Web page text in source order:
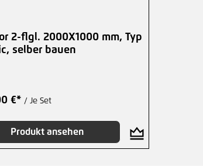
2-flgl. 2000X1000 mm, Typ
selber bauen
€* / Je Set
Produkt ansehen